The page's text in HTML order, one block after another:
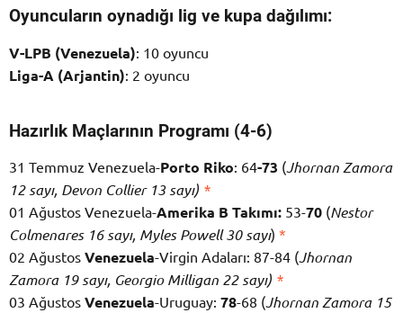
Oyuncuların oynadığı lig ve kupa dağılımı:
V-LPB (Venezuela): 10 oyuncu
Liga-A (Arjantin): 2 oyuncu
Hazırlık Maçlarının Programı (4-6)
31 Temmuz Venezuela-Porto Riko: 64-73 (Jhornan Zamora
12 sayı, Devon Collier 13 sayı) *
01 Ağustos Venezuela-Amerika B Takımı: 53-70 (Nestor
Colmenares 16 sayı, Myles Powell 30 sayı) *
02 Ağustos Venezuela-Virgin Adaları: 87-84 (Jhornan
Zamora 19 sayı, Georgio Milligan 22 sayı) *
03 Ağustos Venezuela-Uruguay: 78-68 (Jhornan Zamora 15